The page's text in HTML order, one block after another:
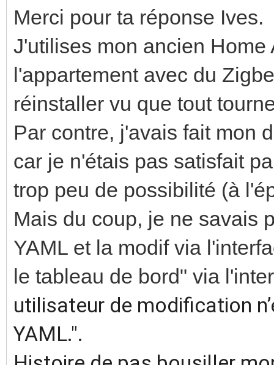
Merci pour ta réponse Ives.
J'utilises mon ancien
l'appartement avec du
réinstaller vu que tout
Par contre, j'avais fait mon
car je n'étais pas satisfait
trop peu de possibilité (à
Mais du coup, je ne savais
YAML et la modif via
le tableau de bord" via
utilisateur de modification
YAML.".